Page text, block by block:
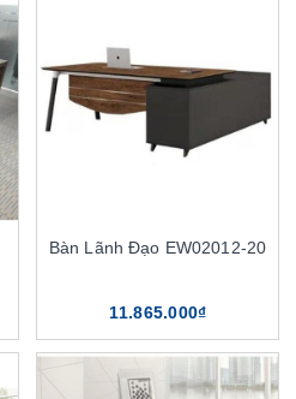
Bàn Lãnh Đạo EW02012-20
11.865.000₫